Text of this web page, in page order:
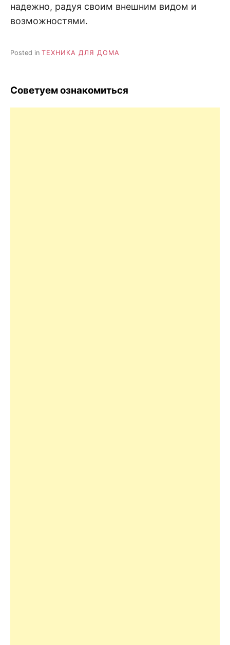
надежно, радуя своим внешним видом и
возможностями.
Posted in ТЕХНИКА ДЛЯ ДОМА
Советуем ознакомиться